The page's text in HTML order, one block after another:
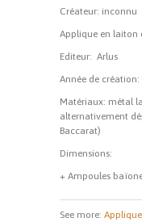
Créateur: inconnu
Applique en laiton
Editeur: Arlus
Année de création:
Matériaux: métal
alternativement
Baccarat)
Dimensions:
+ Ampoules
See more: Applique